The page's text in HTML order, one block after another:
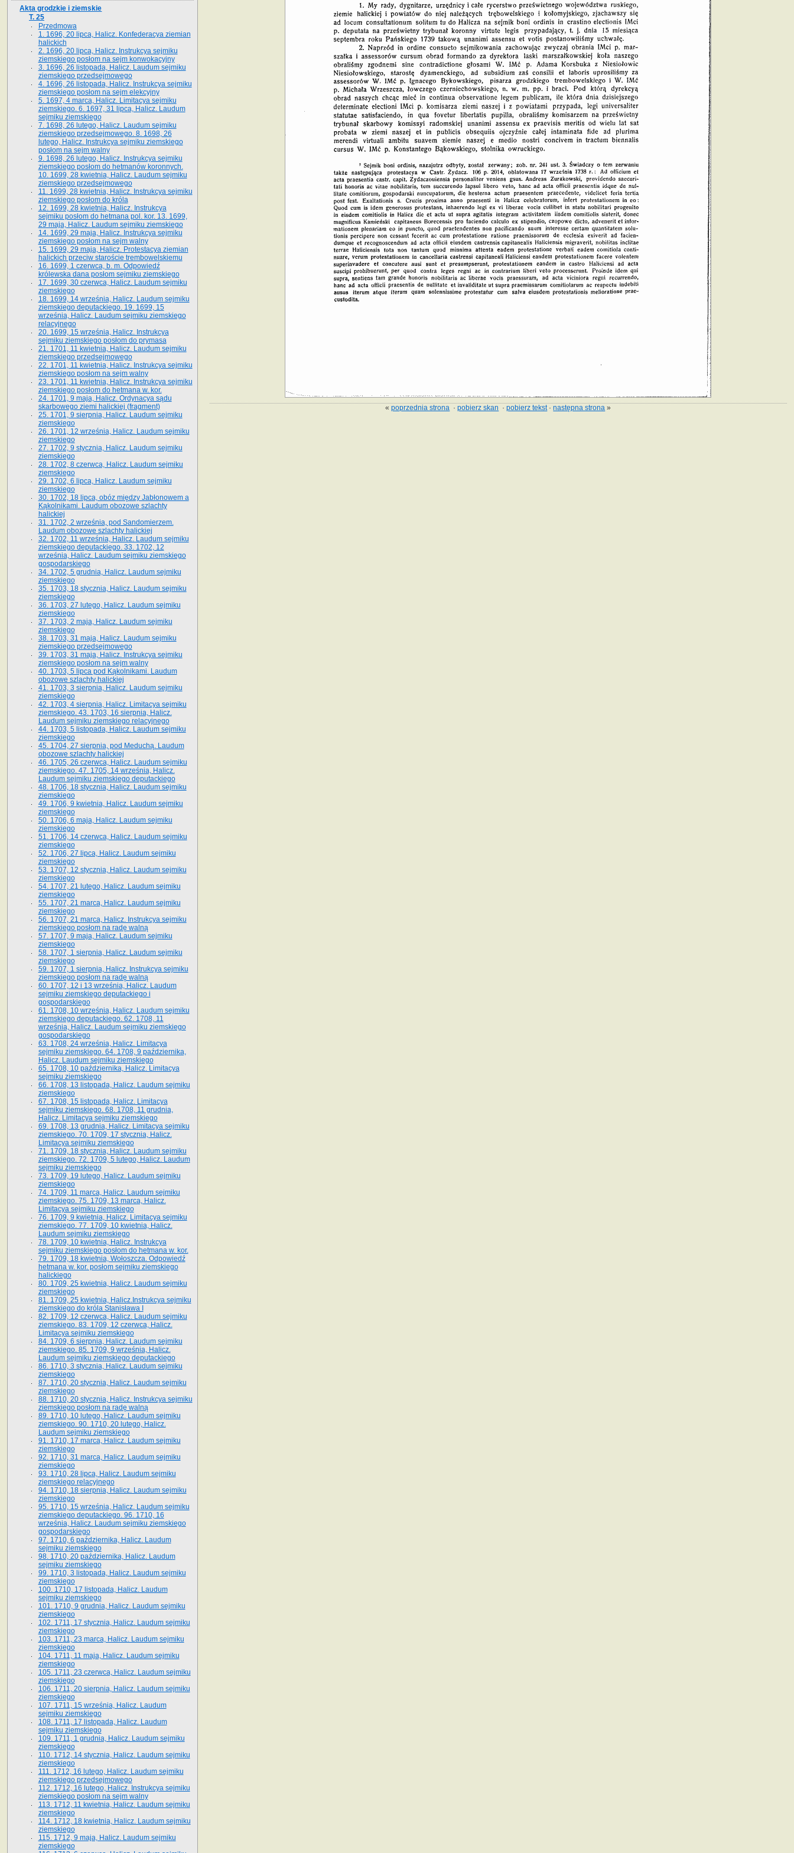
«poprzednia strona ·pobierz skan ·pobierz tekst·następna strona »
Akta grodzkie i ziemskie
T. 25
Przedmowa
1. 1696, 20 lipca, Halicz. Konfederacya ziemian
halickich
2. 1696, 20 lipca, Halicz. Instrukcya sejmiku
ziemskiego posłom na sejm konwokacyjny
3. 1696, 26 listopada, Halicz. Laudum sejmiku
ziemskiego przedsejmowego
4. 1696, 26 listopada, Halicz. Instrukcya sejmiku
ziemskiego posłom na sejm elekcyjny
5. 1697, 4 marca, Halicz. Limitacya sejmiku
ziemskiego. 6. 1697, 31 lipca, Halicz. Laudum
sejmiku ziemskiego
7. 1698, 26 lutego, Halicz. Laudum sejmiku
ziemskiego przedsejmowego. 8. 1698, 26
lutego, Halicz. Instrukcya sejmiku ziemskiego
posłom na sejm walny
9. 1698, 26 lutego, Halicz. Instrukcya sejmiku
ziemskiego posłom do hetmanów koronnych.
10. 1699, 28 kwietnia, Halicz. Laudum sejmiku
ziemskiego przedsejmowego
11. 1699, 28 kwietnia, Halicz. Instrukcya sejmiku
ziemskiego posłom do króla
12. 1699, 28 kwietnia, Halicz. Instrukcya
sejmiku posłom do hetmana pol. kor. 13. 1699,
29 maja, Halicz. Laudum sejmiku ziemskiego
14. 1699, 29 maja, Halicz. Instrukcya sejmiku
ziemskiego posłom na sejm walny
15. 1699, 29 maja, Halicz. Protestacya ziemian
halickich przeciw staroście trembowelskiemu
16. 1699, 1 czerwca, b. m. Odpowiedź
królewska dana posłom sejmiku ziemskiego
17. 1699, 30 czerwca, Halicz. Laudum sejmiku
ziemskiego
18. 1699, 14 września, Halicz. Laudum sejmiku
ziemskiego deputackiego. 19. 1699, 15
września, Halicz. Laudum sejmiku ziemskiego
relacyjnego
20. 1699, 15 września, Halicz. Instrukcya
sejmiku ziemskiego posłom do prymasa
21. 1701, 11 kwietnia, Halicz. Laudum sejmiku
ziemskiego przedsejmowego
22. 1701, 11 kwietnia, Halicz. Instrukcya sejmiku
ziemskiego posłom na sejm walny
23. 1701, 11 kwietnia, Halicz. Instrukcya sejmiku
ziemskiego posłom do hetmana w. kor.
24. 1701, 9 maja, Halicz. Ordynacya sądu
skarbowego ziemi halickiej (fragment)
25. 1701, 9 sierpnia, Halicz. Laudum sejmiku
ziemskiego
26. 1701, 12 września, Halicz. Laudum sejmiku
ziemskiego
27. 1702, 9 stycznia, Halicz. Laudum sejmiku
ziemskiego
28. 1702, 8 czerwca, Halicz. Laudum sejmiku
ziemskiego
29. 1702, 6 lipca, Halicz. Laudum sejmiku
ziemskiego
30. 1702, 18 lipca, obóz między Jabłonowem a
Kąkolnikami. Laudum obozowe szlachty
halickiej
31. 1702, 2 września, pod Sandomierzem.
Laudum obozowe szlachty halickiej
32. 1702, 11 września, Halicz. Laudum sejmiku
ziemskiego deputackiego. 33. 1702, 12
września, Halicz. Laudum sejmiku ziemskiego
gospodarskiego
34. 1702, 5 grudnia, Halicz. Laudum sejmiku
ziemskiego
35. 1703, 18 stycznia, Halicz. Laudum sejmiku
ziemskiego
36. 1703, 27 lutego, Halicz. Laudum sejmiku
ziemskiego
37. 1703, 2 maja, Halicz. Laudum sejmiku
ziemskiego
38. 1703, 31 maja, Halicz. Laudum sejmiku
ziemskiego przedsejmowego
39. 1703, 31 maja, Halicz. Instrukcya sejmiku
ziemskiego posłom na sejm walny
40. 1703, 5 lipca pod Kąkolnikami. Laudum
obozowe szlachty halickiej
41­. 1703, 3 sierpnia, Halicz. Laudum sejmiku
ziemskiego
42. 1703, 4 sierpnia, Halicz. Limitacya sejmiku
ziemskiego. 43. 1703, 16 sierpnia, Halicz.
Laudum sejmiku ziemskiego relacyjnego
44. 1703, 5 listopada, Halicz. Laudum sejmiku
ziemskiego
45. 1704, 27 sierpnia, pod Meduchą. Laudum
obozowe szlachty halickiej
46. 1705, 26 czerwca, Halicz. Laudum sejmiku
ziemskiego. 47. 1705, 14 września, Halicz.
Laudum sejmiku ziemskiego deputackiego
48. 1706, 18 stycznia, Halicz. Laudum sejmiku
ziemskiego
49. 1706, 9 kwietnia, Halicz. Laudum sejmiku
ziemskiego
50. 1706, 6 maja, Halicz. Laudum sejmiku
ziemskiego
51. 1706, 14 czerwca, Halicz. Laudum sejmiku
ziemskiego
52. 1706, 27 lipca, Halicz. Laudum sejmiku
ziemskiego
53. 1707, 12 stycznia, Halicz. Laudum sejmiku
ziemskiego
54. 1707, 21 lutego, Halicz. Laudum sejmiku
ziemskiego
55. 1707, 21 marca, Halicz. Laudum sejmiku
ziemskiego
56. 1707, 21 marca, Halicz. Instrukcya sejmiku
ziemskiego posłom na radę walną
57. 1707, 9 maja, Halicz. Laudum sejmiku
ziemskiego
58. 1707, 1 sierpnia, Halicz. Laudum sejmiku
ziemskiego
59. 1707, 1 sierpnia, Halicz. Instrukcya sejmiku
ziemskiego posłom na radę walną
60. 1707, 12 i 13 września, Halicz. Laudum
sejmiku ziemskiego deputackiego i
gospodarskiego
61. 1708, 10 września, Halicz. Laudum sejmiku
ziemskiego deputackiego. 62. 1708, 11
września, Halicz. Laudum sejmiku ziemskiego
gospodarskiego
63. 1708, 24 września, Halicz. Limitacya
sejmiku ziemskiego. 64. 1708, 9 października,
Halicz. Laudum sejmiku ziemskiego
65­. 1708, 10 października, Halicz. Limitacya
sejmiku ziemskiego
66. 1708, 13 listopada, Halicz. Laudum sejmiku
ziemskiego
67. 1708, 15 listopada, Halicz. Limitacya
sejmiku ziemskiego. 68. 1708, 11 grudnia,
Halicz. Limitacya sejmiku ziemskiego
69. 1708, 13 grudnia, Halicz. Limitacya sejmiku
ziemskiego. 70. 1709, 17 stycznia, Halicz.
Limitacya sejmiku ziemskiego
71. 1709, 18 stycznia, Halicz. Laudum sejmiku
ziemskiego. 72. 1709, 5 lutego, Halicz. Laudum
sejmiku ziemskiego
73. 1709, 19 lutego, Halicz. Laudum sejmiku
ziemskiego
74. 1709, 11 marca, Halicz. Laudum sejmiku
ziemskiego. 75. 1709, 13 marca, Halicz.
Limitacya sejmiku ziemskiego
76. 1709, 9 kwietnia, Halicz. Limitacya sejmiku
ziemskiego. 77. 1709, 10 kwietnia, Halicz.
Laudum sejmiku ziemskiego
78. 1709, 10 kwietnia, Halicz. Instrukcya
sejmiku ziemskiego posłom do hetmana w. kor.
79. 1709, 18 kwietnia, Wołoszcza. Odpowiedź
hetmana w. kor. posłom sejmiku ziemskiego
halickiego
80. 1709, 25 kwietnia, Halicz. Laudum sejmiku
ziemskiego
81. 1709, 25 kwietnia, Halicz.Instrukcya sejmiku
ziemskiego do króla Stanisława I
82. 1709, 12 czerwca, Halicz. Laudum sejmiku
ziemskiego. 83. 1709, 12 czerwca, Halicz.
Limitacya sejmiku ziemskiego
84. 1709, 6 sierpnia, Halicz. Laudum sejmiku
ziemskiego. 85. 1709, 9 września, Halicz.
Laudum sejmiku ziemskiego deputackiego
86. 1710, 3 stycznia, Halicz. Laudum sejmiku
ziemskiego
87. 1710, 20 stycznia, Halicz. Laudum sejmiku
ziemskiego
88. 1710, 20 stycznia, Halicz. Instrukcya sejmiku
ziemskiego posłom na radę walną
89. 1710, 10 lutego, Halicz. Laudum sejmiku
ziemskiego. 90. 1710, 20 lutego, Halicz.
Laudum sejmiku ziemskiego
91. 1710, 17 marca, Halicz. Laudum sejmiku
ziemskiego
92. 1710, 31 marca, Halicz. Laudum sejmiku
ziemskiego
93. 1710, 28 lipca, Halicz. Laudum sejmiku
ziemskiego relacyjnego
94. 1710, 18 sierpnia, Halicz. Laudum sejmiku
ziemskiego
95. 1710, 15 września, Halicz. Laudum sejmiku
ziemskiego deputackiego. 96. 1710, 16
września, Halicz. Laudum sejmiku ziemskiego
gospodarskiego
97. 1710, 6 października, Halicz. Laudum
sejmiku ziemskiego
98. 1710, 20 października, Halicz. Laudum
sejmiku ziemskiego
99. 1710, 3 listopada, Halicz. Laudum sejmiku
ziemskiego
100. 1710, 17 listopada, Halicz. Laudum
sejmiku ziemskiego
101. 1710, 9 grudnia, Halicz. Laudum sejmiku
ziemskiego
102. 1711, 17 stycznia, Halicz. Laudum sejmiku
ziemskiego
103. 1711, 23 marca, Halicz. Laudum sejmiku
ziemskiego
104. 1711, 11 maja, Halicz. Laudum sejmiku
ziemskiego
105. 1711, 23 czerwca, Halicz. Laudum sejmiku
ziemskiego
106. 1711, 20 sierpnia, Halicz. Laudum sejmiku
ziemskiego
107. 1711, 15 września, Halicz. Laudum
sejmiku ziemskiego
108. 1711, 17 listopada, Halicz. Laudum
sejmiku ziemskiego
109. 1711, 1 grudnia, Halicz. Laudum sejmiku
ziemskiego
110. 1712, 14 stycznia, Halicz. Laudum sejmiku
ziemskiego
111. 1712, 16 lutego, Halicz. Laudum sejmiku
ziemskiego przedsejmowego
112. 1712, 16 lutego, Halicz. Instrukcya sejmiku
ziemskiego posłom na sejm walny
113. 1712, 11 kwietnia, Halicz. Laudum sejmiku
ziemskiego
114. 1712, 18 kwietnia, Halicz. Laudum sejmiku
ziemskiego
115. 1712, 9 maja, Halicz. Laudum sejmiku
ziemskiego